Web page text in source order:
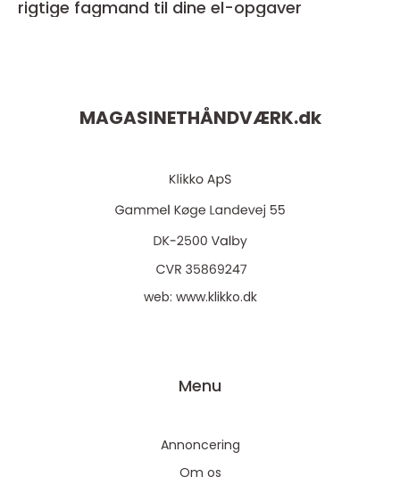
rigtige fagmand til dine el-opgaver
MAGASINETHÅNDVÆRK.dk
web: www.klikko.dk
Menu
Annoncering
Om os